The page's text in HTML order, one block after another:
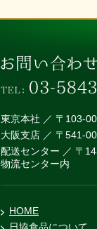
東京本社 ／ 〒103-
大阪支店 ／ 〒541-
配送センター ／ 〒
物流センター内
HOME